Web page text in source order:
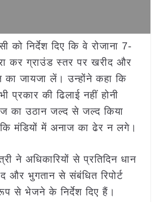
को निर्देश दिए कि वे रोजाना 7-
कर ग्राउंड स्तर पर खरीद और
का जायजा लें। उन्होंने कहा कि
प्रकार की ढिलाई नहीं होनी
का उठान जल्द से जल्द किया
मंडियों में अनाज का ढेर न लगे।
ने अधिकारियों से प्रतिदिन धान
भुगतान से संबंधित रिपोर्ट
से भेजने के निर्देश दिए हैं।